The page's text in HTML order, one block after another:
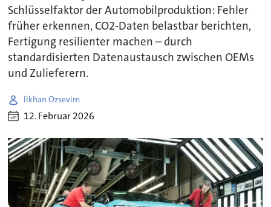
Schlüsselfaktor der Automobilproduktion: Fehler
früher erkennen, CO2-Daten belastbar berichten,
Fertigung resilienter machen – durch
standardisierten Datenaustausch zwischen OEMs
und Zulieferern.
Ilkhan Ozsevim
12. Februar 2026